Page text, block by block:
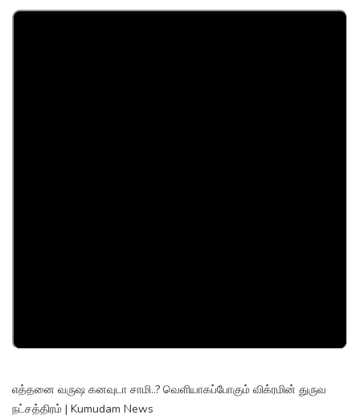
எத்தனை வருஷ கனவுடா சாமி..? வெளியாகப்போகும் விக்ரமின் துருவ
நட்சத்திரம் | Kumudam News